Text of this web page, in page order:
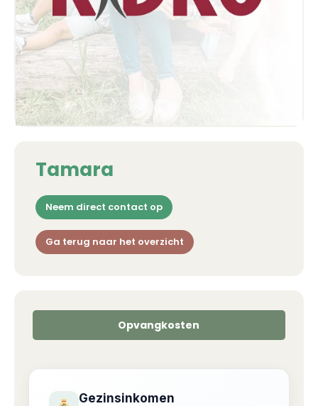
Tamara
Neem direct contact op
Ga terug naar het overzicht
Opvangkosten
Gezinsinkomen